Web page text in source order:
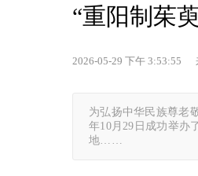
“重阳制茱
2026-05-29 下午 3:53:55
为弘扬中华民族尊老
年10月29日成功举办
地……